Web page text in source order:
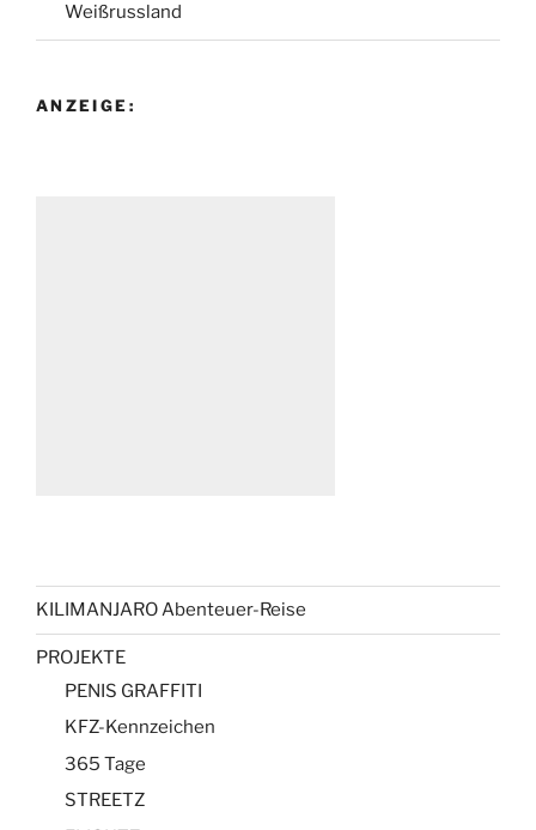
Weißrussland
ANZEIGE:
KILIMANJARO Abenteuer-Reise
PROJEKTE
PENIS GRAFFITI
KFZ-Kennzeichen
365 Tage
STREETZ